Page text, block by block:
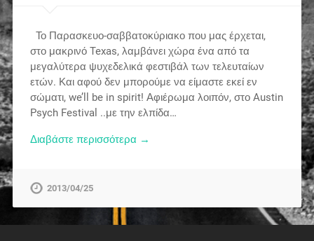
Το Παρασκευο-σαββατοκύριακο που μας έρχεται,
στο μακρινό Texas, λαμβάνει χώρα ένα από τα
μεγαλύτερα ψυχεδελικά φεστιβάλ των τελευταίων
ετών. Και αφού δεν μπορούμε να είμαστε εκεί εν
σώματι, we’ll be in spirit! Αφιέρωμα λοιπόν, στο Austin
Psych Festival ..με την ελπίδα…
Διαβάστε περισσότερα →
2013/04/25